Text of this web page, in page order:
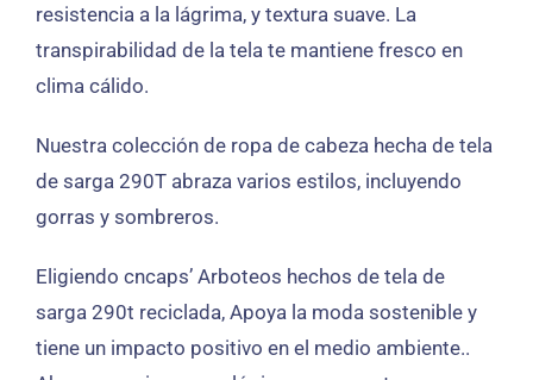
resistencia a la lágrima, y textura suave. La
transpirabilidad de la tela te mantiene fresco en
clima cálido.
Nuestra colección de ropa de cabeza hecha de tela
de sarga 290T abraza varios estilos, incluyendo
gorras y sombreros.
Eligiendo cncaps’ Arboteos hechos de tela de
sarga 290t reciclada, Apoya la moda sostenible y
tiene un impacto positivo en el medio ambiente..